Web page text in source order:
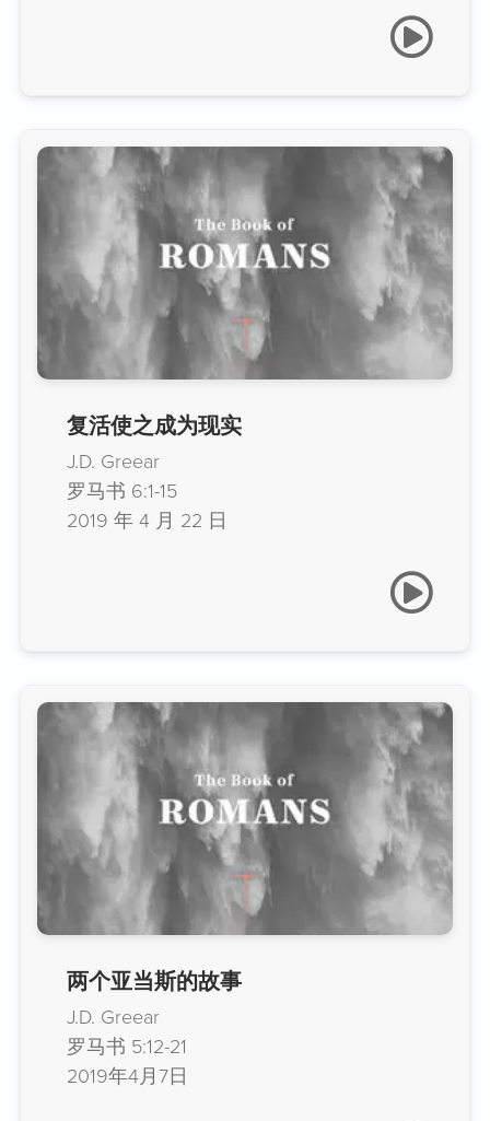
复活使之成为现实
J.D. Greear
罗马书 6:1-15
2019 年 4 月 22 日
两个亚当斯的故事
J.D. Greear
罗马书 5:12-21
2019年4月7日